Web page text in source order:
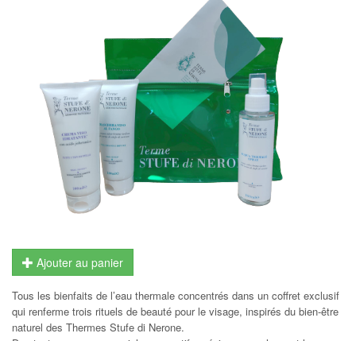
Ajouter au panier
Tous les bienfaits de l’eau thermale concentrés dans un coffret exclusif
qui renferme trois rituels de beauté pour le visage, inspirés du bien-être
naturel des Thermes Stufe di Nerone.